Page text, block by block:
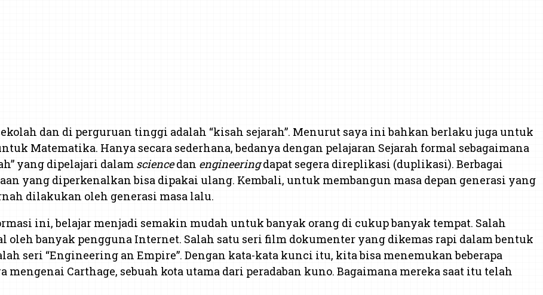
dan di perguruan tinggi adalah “kisah sejarah”. Menurut saya ini bahkan berlaku juga untuk
Matematika. Hanya secara sederhana, bedanya dengan pelajaran Sejarah formal sebagaimana
yang dipelajari dalam sciencedan engineeringdapat segera direplikasi (duplikasi). Berbagai
yang diperkenalkan bisa dipakai ulang. Kembali, untuk membangun masa depan generasi yang
dilakukan oleh generasi masa lalu.
ini, belajar menjadi semakin mudah untuk banyak orang di cukup banyak tempat. Salah
oleh banyak pengguna Internet. Salah satu seri film dokumenter yang dikemas rapi dalam bentuk
seri “Engineering an Empire”. Dengan kata-kata kunci itu, kita bisa menemukan beberapa
mengenai Carthage, sebuah kota utama dari peradaban kuno. Bagaimana mereka saat itu telah